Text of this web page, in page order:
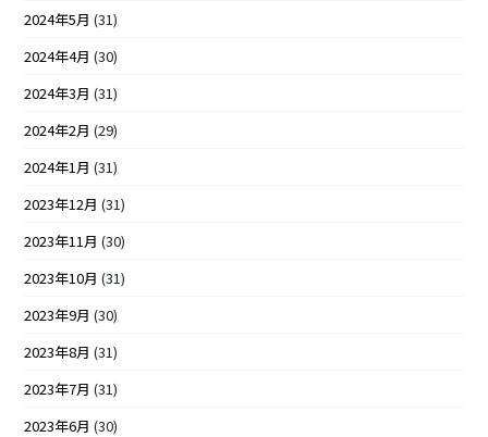
2024年5月 (31)
2024年4月 (30)
2024年3月 (31)
2024年2月 (29)
2024年1月 (31)
2023年12月 (31)
2023年11月 (30)
2023年10月 (31)
2023年9月 (30)
2023年8月 (31)
2023年7月 (31)
2023年6月 (30)